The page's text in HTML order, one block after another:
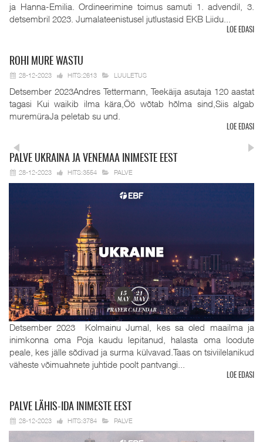
ja Hanna-Emilia. Ordineerimine toimus samuti 1. advendil, 3.
detsembril 2023. Jumalateenistusel jutlustasid EKB Liidu...
LOE EDASI
ROHI MURE WASTU
28-12-2023 HITS:2613 LUULETUS
Detsember 2023Andres Tettermann, Teekäija asutaja 120 aastat
tagasi Kui waikib ilma kära,Öö wõtab hõlma sind,Siis algab
muremüraJa peletab su und.
LOE EDASI
PALVE UKRAINA JA VENEMAA INIMESTE EEST
28-12-2023 HITS:3554 PALVE
Detsember 2023 Kolmainu Jumal, kes sa oled maailma ja
inimkonna oma Poja kaudu lepitanud, halasta oma loodute
peale, kes jälle sõdivad ja surma külvavad.Taas on tsiviilelanikud
väheste võimuahnete juhtide poolt pantvangi...
LOE EDASI
PALVE LÄHIS-IDA INIMESTE EEST
28-12-2023 HITS:3784 PALVE